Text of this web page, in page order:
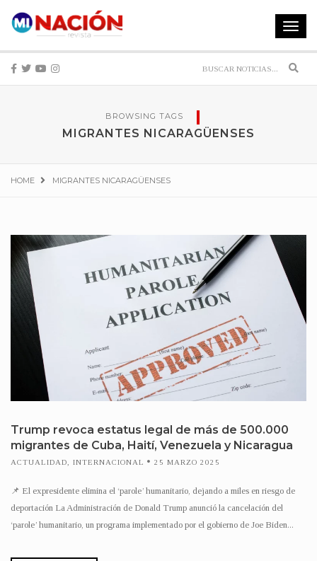
Toggle
BROWSING TAGS
MIGRANTES NICARAGÜENSES
HOME MIGRANTES NICARAGÜENSES
Trump revoca estatus legal de más de 500.000
migrantes de Cuba, Haití, Venezuela y Nicaragua
ACTUALIDAD INTERNACIONAL 25 MARZO 2025
📌 El expresidente elimina el ‘parole’ humanitario, dejando a miles en riesgo de
deportación La Administración de Donald Trump anunció la cancelación del
‘parole’ humanitario, un programa implementado por el gobierno de Joe Biden...